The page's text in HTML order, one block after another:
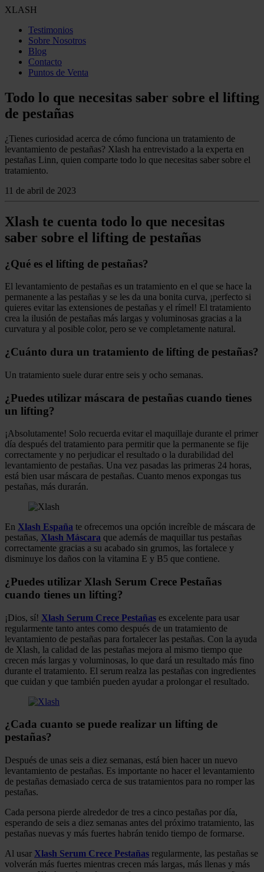
XLASH
Testimonios
Sobre Nosotros
Blog
Contacto
Puntos de Venta
Todo lo que necesitas saber sobre el lifting
de pestañas
¿Tienes curiosidad acerca de cómo funciona un tratamiento de
levantamiento de pestañas? Xlash ha entrevistado a la experta en
pestañas Linn, quien comparte todo lo que necesitas saber sobre el
tratamiento.
11 de abril de 2023
Xlash te cuenta todo lo que necesitas
saber sobre el lifting de pestañas
¿Qué es el lifting de pestañas?
El levantamiento de pestañas es un tratamiento en el que se hace la
permanente a las pestañas y se les da una bonita curva, ¡perfecto si
quieres evitar las extensiones de pestañas y el rímel! El tratamiento
crea la ilusión de pestañas más largas y voluminosas gracias a la
curvatura y al posible color, pero se ve completamente natural.
¿Cuánto dura un tratamiento de lifting de pestañas?
Un tratamiento suele durar entre seis y ocho semanas.
¿Puedes utilizar máscara de pestañas cuando tienes
un lifting?
¡Absolutamente! Solo recuerda evitar el maquillaje durante el primer
día después del tratamiento para permitir que la permanente se fije
correctamente y no perjudicar el resultado o la durabilidad del
levantamiento de pestañas. Una vez pasadas las primeras 24 horas,
está bien usar máscara de pestañas. Cuanto menos expongas tus
pestañas, más durarán.
En Xlash España te ofrecemos una opción increíble de máscara de
pestañas, Xlash Máscara que además de maquillar tus pestañas
correctamente gracias a su acabado sin grumos, las fortalece y
disminuye los daños con la vitamina E y B5 que contiene.
¿Puedes utilizar Xlash Serum Crece Pestañas
cuando tienes un lifting?
¡Dios, sí! Xlash Serum Crece Pestañas es excelente para usar
regularmente tanto antes como después de un tratamiento de
levantamiento de pestañas para fortalecer las pestañas. Con la ayuda
de Xlash, la calidad de las pestañas mejora al mismo tiempo que
crecen más largas y voluminosas, lo que dará un resultado más fino
durante el tratamiento. El serum realza las pestañas con ingredientes
que cuidan y que también pueden ayudar a prolongar el resultado.
¿Cada cuanto se puede realizar un lifting de
pestañas?
Después de unas seis a diez semanas, está bien hacer un nuevo
levantamiento de pestañas. Es importante no hacer el levantamiento
de pestañas demasiado cerca de sus tratamientos para no romper las
pestañas.
Cada persona pierde alrededor de tres a cinco pestañas por día,
esperando de seis a diez semanas antes del próximo tratamiento, las
pestañas nuevas y más fuertes habrán tenido tiempo de formarse.
Al usar Xlash Serum Crece Pestañas regularmente, las pestañas se
volverán más fuertes mientras crecen más largas, más llenas y más